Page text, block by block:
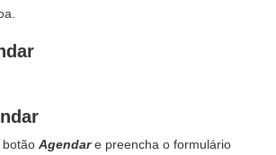
botão Agendare preencha o formulário